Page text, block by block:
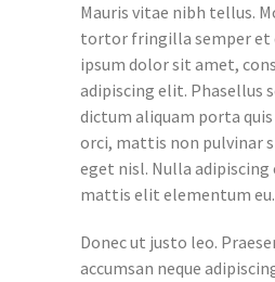
Mauris vitae nibh tellus.
tortor fringilla semper et
ipsum dolor sit amet,
adipiscing elit. Phasellus
dictum aliquam porta
orci, mattis non pulvinar
eget nisl. Nulla adipiscing
mattis elit elementum eu.
Donec ut justo leo.
accumsan neque